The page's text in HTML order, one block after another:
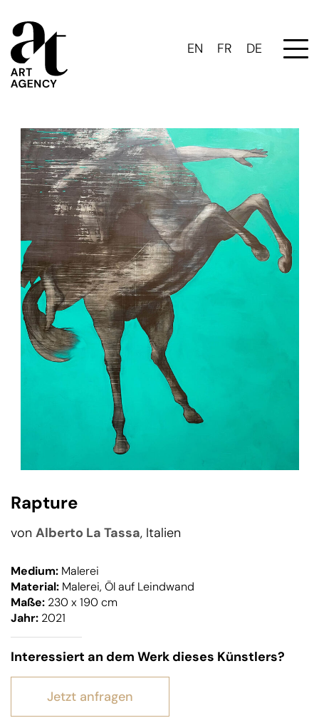
EN FR DE
Rapture
von Alberto La Tassa, Italien
Medium: Malerei
Material: Malerei, Öl auf Leindwand
Maße: 230 x 190 cm
Jahr: 2021
Interessiert an dem Werk dieses Künstlers?
Jetzt anfragen